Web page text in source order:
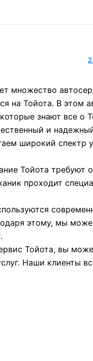
множество
на Тойота. В этом
знают все о
и
широкий спектр
Тойота требуют
проходит
этому, мы
Тойота, вы
Наши клиенты